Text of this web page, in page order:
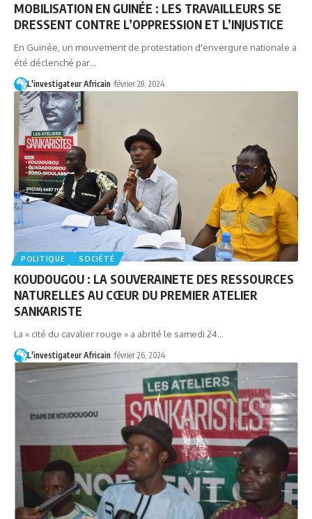
MOBILISATION EN GUINÉE : LES TRAVAILLEURS SE
DRESSENT CONTRE L’OPPRESSION ET L’INJUSTICE
En Guinée, un mouvement de protestation d'envergure nationale a
été déclenché par…
L'investigateur Africain février 28, 2024
POLITIQUE SOCIÉTÉ
KOUDOUGOU : LA SOUVERAINETE DES RESSOURCES
NATURELLES AU CŒUR DU PREMIER ATELIER
SANKARISTE
La « cité du cavalier rouge » a abrité le samedi 24…
L'investigateur Africain février 26, 2024